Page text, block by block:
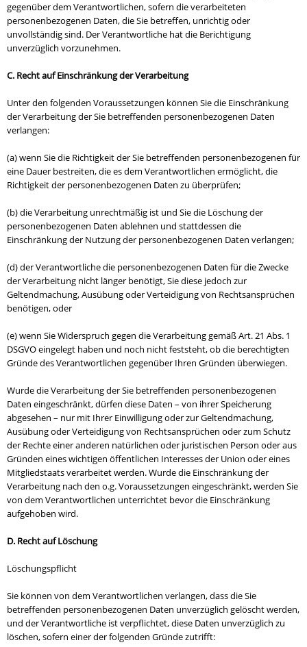
gegenüber dem Verantwortlichen, sofern die verarbeiteten
personenbezogenen Daten, die Sie betreffen, unrichtig oder
unvollständig sind. Der Verantwortliche hat die Berichtigung
unverzüglich vorzunehmen.
C. Recht auf Einschränkung der Verarbeitung
Unter den folgenden Voraussetzungen können Sie die Einschränkung
der Verarbeitung der Sie betreffenden personenbezogenen Daten
verlangen:
(a) wenn Sie die Richtigkeit der Sie betreffenden personenbezogenen für
eine Dauer bestreiten, die es dem Verantwortlichen ermöglicht, die
Richtigkeit der personenbezogenen Daten zu überprüfen;
(b) die Verarbeitung unrechtmäßig ist und Sie die Löschung der
personenbezogenen Daten ablehnen und stattdessen die
Einschränkung der Nutzung der personenbezogenen Daten verlangen;
(d) der Verantwortliche die personenbezogenen Daten für die Zwecke
der Verarbeitung nicht länger benötigt, Sie diese jedoch zur
Geltendmachung, Ausübung oder Verteidigung von Rechtsansprüchen
benötigen, oder
(e) wenn Sie Widerspruch gegen die Verarbeitung gemäß Art. 21 Abs. 1
DSGVO eingelegt haben und noch nicht feststeht, ob die berechtigten
Gründe des Verantwortlichen gegenüber Ihren Gründen überwiegen.
Wurde die Verarbeitung der Sie betreffenden personenbezogenen
Daten eingeschränkt, dürfen diese Daten – von ihrer Speicherung
abgesehen – nur mit Ihrer Einwilligung oder zur Geltendmachung,
Ausübung oder Verteidigung von Rechtsansprüchen oder zum Schutz
der Rechte einer anderen natürlichen oder juristischen Person oder aus
Gründen eines wichtigen öffentlichen Interesses der Union oder eines
Mitgliedstaats verarbeitet werden. Wurde die Einschränkung der
Verarbeitung nach den o.g. Voraussetzungen eingeschränkt, werden Sie
von dem Verantwortlichen unterrichtet bevor die Einschränkung
aufgehoben wird.
D. Recht auf Löschung
Löschungspflicht
Sie können von dem Verantwortlichen verlangen, dass die Sie
betreffenden personenbezogenen Daten unverzüglich gelöscht werden,
und der Verantwortliche ist verpflichtet, diese Daten unverzüglich zu
löschen, sofern einer der folgenden Gründe zutrifft: